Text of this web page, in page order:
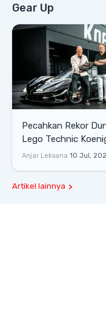
Gear Up
Pecahkan Rekor
Lego Technic
Sadair's Spear
Anjar Leksana 10 Jul,
Artikel lainnya